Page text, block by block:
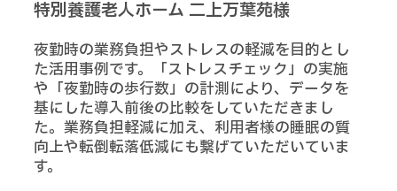
特別養護老人ホーム 二上万葉苑様
夜勤時の業務負担やストレスの軽減を目的とし
た活用事例です。「ストレスチェック」の実施
や「夜勤時の歩行数」の計測により、データを
基にした導入前後の比較をしていただきまし
た。業務負担軽減に加え、利用者様の睡眠の質
向上や転倒転落低減にも繋げていただいていま
す。